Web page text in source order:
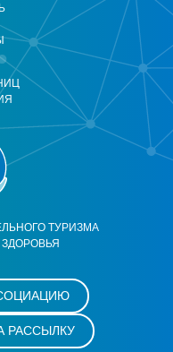
ТУРИЗМА
РАССЫЛКУ